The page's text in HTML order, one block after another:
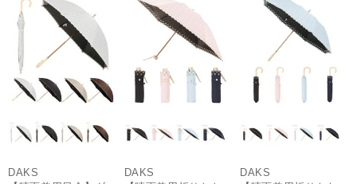
DAKS
DAKS
DAKS